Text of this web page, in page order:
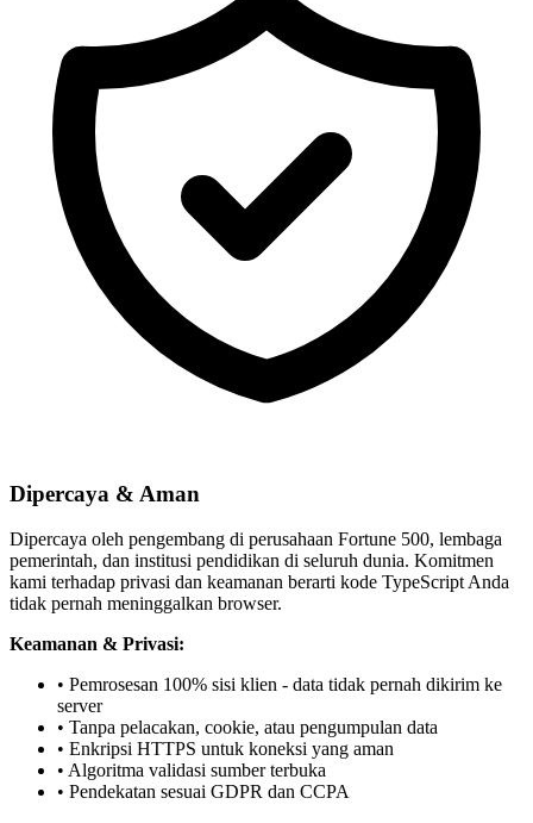
Dipercaya & Aman
Dipercaya oleh pengembang di perusahaan Fortune 500, lembaga
pemerintah, dan institusi pendidikan di seluruh dunia. Komitmen
kami terhadap privasi dan keamanan berarti kode TypeScript Anda
tidak pernah meninggalkan browser.
Keamanan & Privasi:
• Pemrosesan 100% sisi klien - data tidak pernah dikirim ke
server
• Tanpa pelacakan, cookie, atau pengumpulan data
• Enkripsi HTTPS untuk koneksi yang aman
• Algoritma validasi sumber terbuka
• Pendekatan sesuai GDPR dan CCPA